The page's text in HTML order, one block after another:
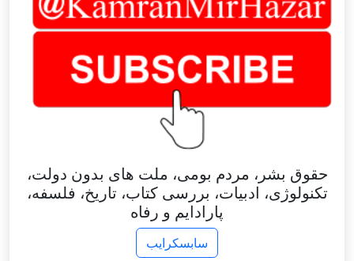
حقوق بشر، مردم بومی، ملت های بدون دولت،
تکنولوژی، ادبیات، بررسی کتاب، تاریخ، فلسفه،
پارادایم و رفاه
سابسکرایب